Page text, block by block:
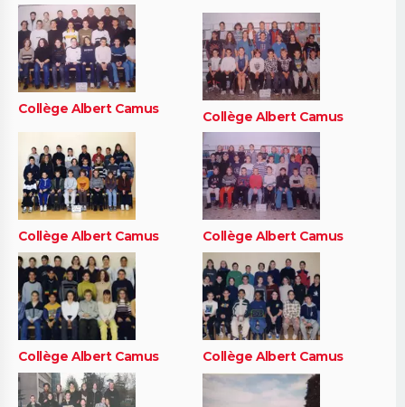
Collège Albert Camus Collège Albert Camus
Collège Albert Camus Collège Albert Camus
Collège Albert Camus Collège Albert Camus